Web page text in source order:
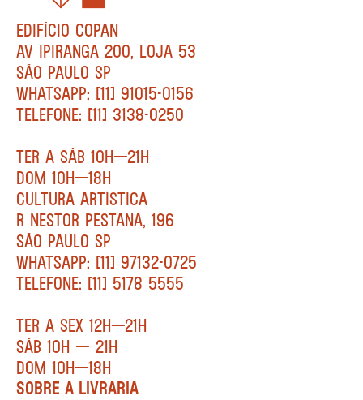
EDIFÍCIO COPAN
AV IPIRANGA 200, LOJA 53
SÃO PAULO SP
WHATSAPP: [11] 91015-0156
TELEFONE: [11] 3138-0250
TER A SÁB 10H—21H
DOM 10H—18H
CULTURA ARTÍSTICA
R NESTOR PESTANA, 196
SÃO PAULO SP
WHATSAPP: [11] 97132-0725
TELEFONE: [11] 5178 5555
TER A SEX 12H—21H
SÁB 10H — 21H
DOM 10H—18H
SOBRE A LIVRARIA